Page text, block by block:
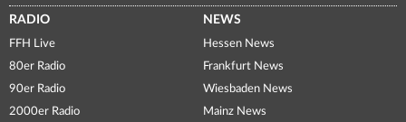
RADIO
FFH Live
80er Radio
90er Radio
2000er Radio
NEWS
Hessen News
Frankfurt News
Wiesbaden News
Mainz News